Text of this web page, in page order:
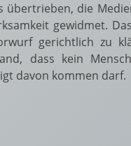
übertrieben, die
gewidmet.
gerichtlich zu
dass kein
davon kommen darf.